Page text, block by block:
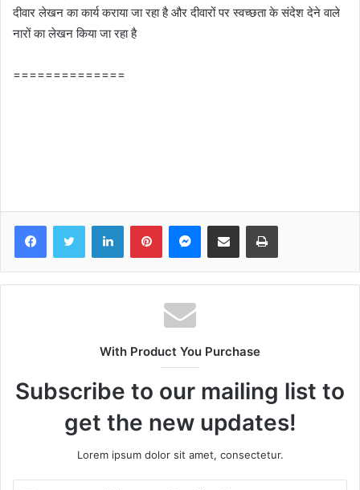
दीवार लेखन का कार्य कराया जा रहा है और दीवारों पर स्‍वच्‍छता के संदेश देने वाले
नारों का लेखन किया जा रहा है
==============
FacebookTwitter LinkedInPinterestMessenger
Share via Email Print
With Product You Purchase
Subscribe to our mailing list to
get the new updates!
Lorem ipsum dolor sit amet, consectetur.